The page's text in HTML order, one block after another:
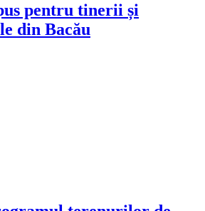
pentru tinerii și
din Bacău